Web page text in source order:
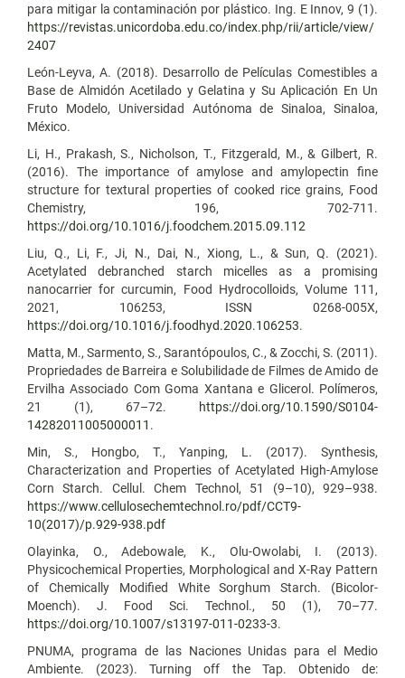
para mitigar la contaminación por plástico. Ing. E Innov, 9 (1).
https://revistas.unicordoba.edu.co/index.php/rii/article/view/
2407
León-Leyva, A. (2018). Desarrollo de Películas Comestibles a
Base de Almidón Acetilado y Gelatina y Su Aplicación En Un
Fruto Modelo, Universidad Autónoma de Sinaloa, Sinaloa,
México.
Li, H., Prakash, S., Nicholson, T., Fitzgerald, M., & Gilbert, R.
(2016). The importance of amylose and amylopectin fine
structure for textural properties of cooked rice grains, Food
Chemistry, 196, 702-711.
https://doi.org/10.1016/j.foodchem.2015.09.112
Liu, Q., Li, F., Ji, N., Dai, N., Xiong, L., & Sun, Q. (2021).
Acetylated debranched starch micelles as a promising
nanocarrier for curcumin, Food Hydrocolloids, Volume 111,
2021, 106253, ISSN 0268-005X,
https://doi.org/10.1016/j.foodhyd.2020.106253.
Matta, M., Sarmento, S., Sarantópoulos, C., & Zocchi, S. (2011).
Propriedades de Barreira e Solubilidade de Filmes de Amido de
Ervilha Associado Com Goma Xantana e Glicerol. Polímeros,
21 (1), 67–72.
https://doi.org/10.1590/S0104-
14282011005000011 .
Min, S., Hongbo, T., Yanping, L. (2017). Synthesis,
Characterization and Properties of Acetylated High-Amylose
Corn Starch. Cellul. Chem Technol, 51 (9–10), 929–938.
https://www.cellulosechemtechnol.ro/pdf/CCT9-
10(2017)/p.929-938.pdf
Olayinka, O., Adebowale, K., Olu-Owolabi, I. (2013).
Physicochemical Properties, Morphological and X-Ray Pattern
of Chemically Modified White Sorghum Starch. (Bicolor-
Moench). J. Food Sci. Technol., 50 (1), 70–77.
https://doi.org/10.1007/s13197-011-0233-3.
PNUMA, programa de las Naciones Unidas para el Medio
Ambiente. (2023). Turning off the Tap. Obtenido de: